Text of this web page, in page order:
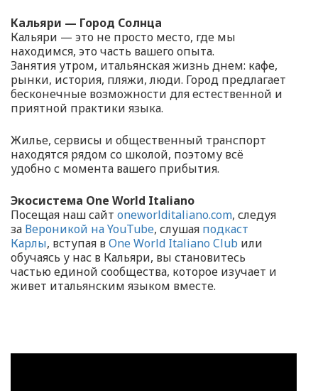
Кальяри — Город Солнца
Кальяри — это не просто место, где мы
находимся, это часть вашего опыта.
Занятия утром, итальянская жизнь днем: кафе,
рынки, история, пляжи, люди. Город предлагает
бесконечные возможности для естественной и
приятной практики языка.
Жилье, сервисы и общественный транспорт
находятся рядом со школой, поэтому всё
удобно с момента вашего прибытия.
Экосистема One World Italiano
Посещая наш сайт oneworlditaliano.com, следуя
за Вероникой на YouTube, слушая подкаст
Карлы, вступая вOne World Italiano Club или
обучаясь у нас в Кальяри, вы становитесь
частью единой сообщества, которое изучает и
живет итальянским языком вместе.